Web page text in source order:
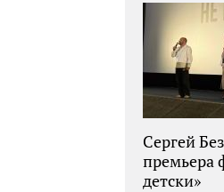
Сергей
премьера
детски»